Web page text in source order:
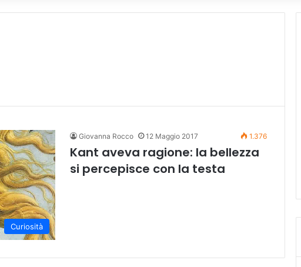
Curiosità
Giovanna Rocco 12 Maggio 2017 1.376
Kant aveva ragione: la bellezza
si percepisce con la testa